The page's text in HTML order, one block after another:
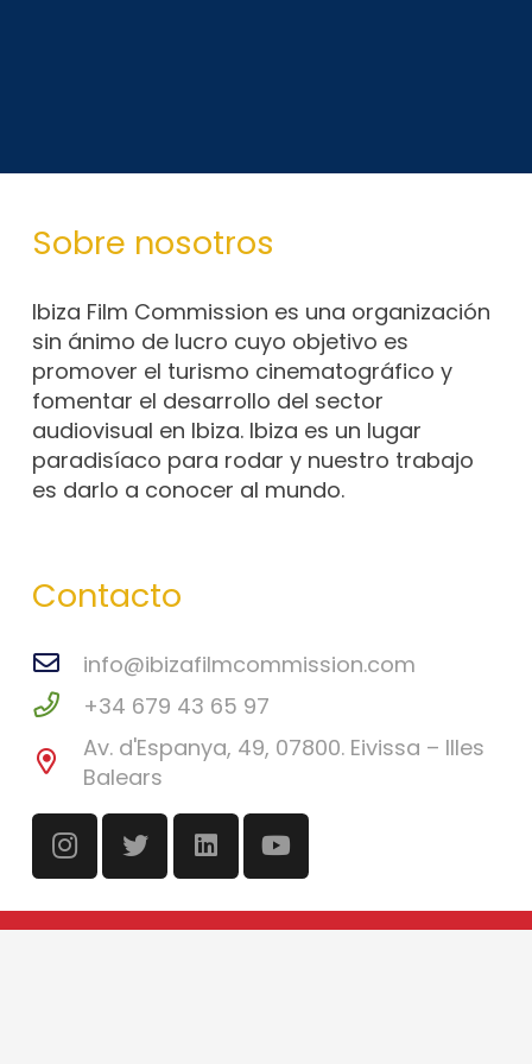
Sobre nosotros
Ibiza Film Commission es una organización
sin ánimo de lucro cuyo objetivo es
promover el turismo cinematográfico y
fomentar el desarrollo del sector
audiovisual en Ibiza. Ibiza es un lugar
paradisíaco para rodar y nuestro trabajo
es darlo a conocer al mundo.
Contacto
info@ibizafilmcommission.com
+34 679 43 65 97
Av. d'Espanya, 49, 07800. Eivissa – Illes
Balears